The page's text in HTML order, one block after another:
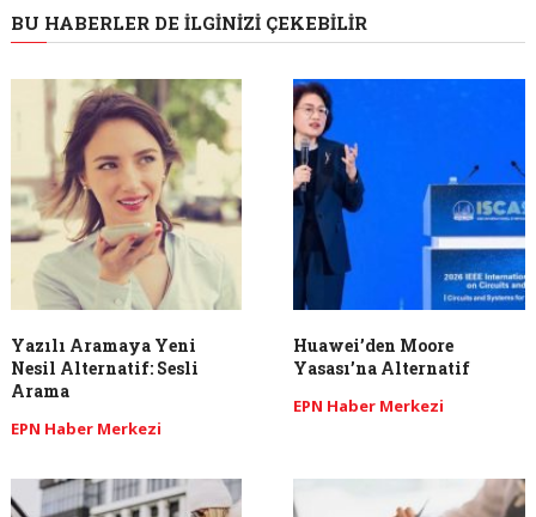
BU HABERLER DE İLGINIZI ÇEKEBILIR
Yazılı Aramaya Yeni
Nesil Alternatif: Sesli
Arama
EPN Haber Merkezi
Huawei’den Moore
Yasası’na Alternatif
EPN Haber Merkezi